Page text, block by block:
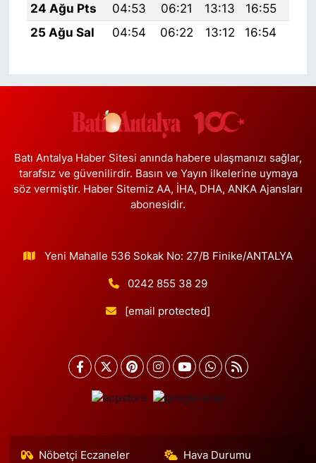
24 Ağu Pts
04:53 06:21 13:13 16:55
25 Ağu Sal
04:54 06:22 13:12 16:54
Batı Antalya Haber Sitesi anında habere ulaşmanızı sağlar,
tarafsız ve güvenilirdir. Basın ve Yayın ilkelerine uymaya
söz vermiştir. Haber Sitemiz AA, İHA, DHA, ANKA Ajansları
abonesidir.
Yeni Mahalle 536 Sokak No: 27/B Finike/ANTALYA
0242 855 38 29
[email protected]
Nöbetçi Eczaneler Hava Durumu